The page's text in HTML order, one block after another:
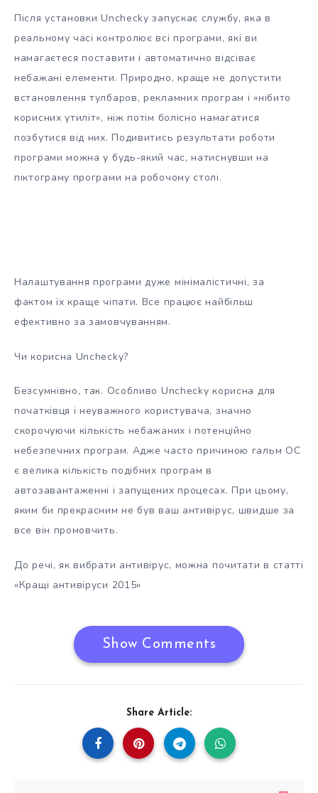
Після установки Unchecky запускає службу, яка в
реальному часі контролює всі програми, які ви
намагаєтеся поставити і автоматично відсіває
небажані елементи. Природно, краще не допустити
встановлення тулбаров, рекламних програм і «нібито
корисних утиліт», ніж потім болісно намагатися
позбутися від них. Подивитись результати роботи
програми можна у будь-який час, натиснувши на
піктограму програми на робочому столі.
Налаштування програми дуже мінімалістичні, за
фактом їх краще чіпати. Все працює найбільш
ефективно за замовчуванням.
Чи корисна Unchecky?
Безсумнівно, так. Особливо Unchecky корисна для
початківця і неуважного користувача, значно
скорочуючи кількість небажаних і потенційно
небезпечних програм. Адже часто причиною гальм ОС
є велика кількість подібних програм в
автозавантаженні і запущених процесах. При цьому,
яким би прекрасним не був ваш антивірус, швидше за
все він промовчить.
До речі, як вибрати антивірус, можна почитати в статті
«Кращі антивіруси 2015»
Show Comments
Share Article: